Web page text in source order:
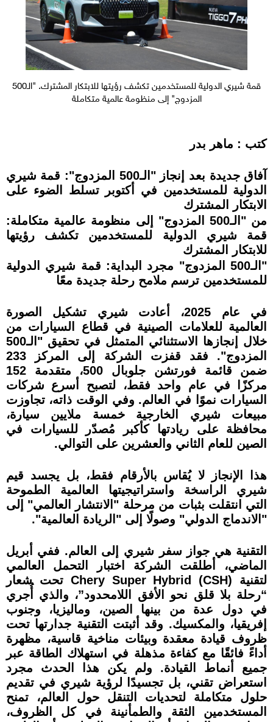
قمة شيري الدولية للمستخدمين تكشف رؤيتها للابتكار المشترك. "الـ500
المزدوج" إلى منظومة عالمية متكاملة
كتب : ماهر بدر
آفاق جديدة بعد إنجاز "الـ500 المزدوج": قمة شيري
الدولية للمستخدمين في أكتوبر تسلط الضوء على
الابتكار المشترك
من "الـ500 المزدوج" إلى منظومة عالمية متكاملة:
قمة شيري الدولية للمستخدمين تكشف رؤيتها
للابتكار المشترك
"الـ500 المزدوج" مجرد البداية: قمة شيري الدولية
للمستخدمين ترسم ملامح رحلة جديدة معًا
في عام 2025، أعادت شيري تشكيل الصورة
العالمية للعلامات الصينية في قطاع السيارات من
خلال إنجازها الاستثنائي المتمثل في تحقيق "الـ500
المزدوج". فقد قفزت الشركة إلى المركز 233
ضمن قائمة فورتشن جلوبال 500، متقدمة 152
مركزًا في عام واحد فقط، لتصبح أسرع شركات
السيارات نموًا في العالم. وفي الوقت ذاته، تجاوزت
مبيعات شيري الخارجية خمسة ملايين سيارة،
محافظة على ريادتها كأكبر مُصدّر للسيارات في
الصين للعام الثاني والعشرين على التوالي.
هذا الإنجاز لا يُقاس بالأرقام فقط، بل يجسد قيم
شيري الراسخة واستراتيجيتها العالمية الطموحة
التي انتقلت بثبات من مرحلة "الانتشار العالمي" إلى
"الاندماج الدولي" وصولًا إلى "الريادة العالمية".
التقنية هي جواز سفر شيري إلى العالم. ففي أبريل
الماضي، أطلقت الشركة اختبار التحمل العالمي
لتقنية Chery Super Hybrid (CSH) تحت شعار
“رحلة بلا قلق نحو الأفق اللامحدود”، والذي أُجري
في دول عدة من بينها الصين، وماليزيا، وجنوب
إفريقيا، والمكسيك. وقد أثبتت التقنية جدارتها تحت
ظروف قيادة معقدة وبيئات مناخية قاسية، مظهرة
أداءً فائقًا مع كفاءة مذهلة في استهلاك الطاقة عبر
جميع أنماط القيادة. ولم يكن هذا الحدث مجرد
استعراض تقني، بل تجسيدًا لرؤية شيري في تقديم
حلول متكاملة لتحديات التنقل حول العالم، تمنح
المستخدمين الثقة والطمأنينة في كل الظروف،